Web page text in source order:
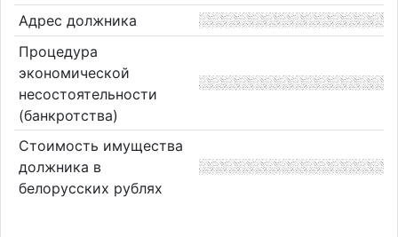
Адрес должника
Процедура
экономической
несостоятельности
(банкротства)
Стоимость имущества
должника в
белорусских рублях